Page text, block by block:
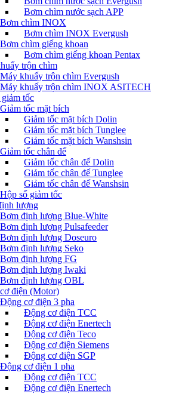
Bơm chìm nước sạch APP
Bơm chìm INOX
Bơm chìm INOX Evergush
Bơm chìm giếng khoan
Bơm chìm giếng khoan Pentax
trộn chìm
Máy khuấy trộn chìm Evergush
Máy khuấy trộn chìm INOX ASITECH
tốc
Giảm tốc mặt bích
Giảm tốc mặt bích Dolin
Giảm tốc mặt bích Tunglee
Giảm tốc mặt bích Wanshsin
Giảm tốc chân đế
Giảm tốc chân đế Dolin
Giảm tốc chân đế Tunglee
Giảm tốc chân đế Wanshsin
Hộp số giảm tốc
lượng
Bơm định lượng Blue-White
Bơm định lượng Pulsafeeder
Bơm định lượng Doseuro
Bơm định lượng Seko
Bơm định lượng FG
Bơm định lượng Iwaki
Bơm định lượng OBL
điện (Motor)
Động cơ điện 3 pha
Động cơ điện TCC
Động cơ điện Enertech
Động cơ điện Teco
Động cơ điện Siemens
Động cơ điện SGP
Động cơ điện 1 pha
Động cơ điện TCC
Động cơ điện Enertech